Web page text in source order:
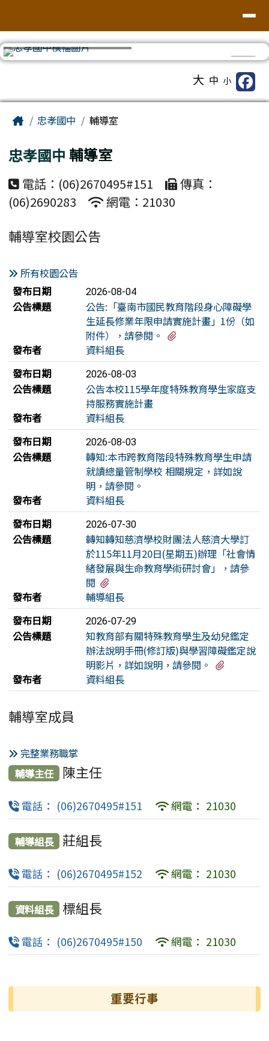
大 中 小
Home忠孝國中 輔導室
忠孝國中 輔導室
電話：(06)2670495#151
傳真：
(06)2690283
網電：21030
輔導室校園公告
所有校園公告
新聞列表
發布日期 2026-08-04
公告標題
公告:「臺南市國民教育階段身心障礙學
生延長修業年限申請實施計畫」1份（如
附件），請參閱。
發布者
資料組長
發布日期
2026-08-03
公告標題
公告本校115學年度特殊教育學生家庭支
持服務實施計畫
發布者
資料組長
發布日期
2026-08-03
公告標題
轉知:本市跨教育階段特殊教育學生申請
就讀總量管制學校 相關規定，詳如說
明，請參閱。
發布者
資料組長
發布日期
2026-07-30
公告標題
轉知轉知慈濟學校財團法人慈濟大學訂
於115年11月20日(星期五)辦理「社會情
緒發展與生命教育學術研討會」，請參
閱
發布者
輔導組長
發布日期
2026-07-29
公告標題
知教育部有關特殊教育學生及幼兒鑑定
辦法說明手冊(修訂版)與學習障礙鑑定說
明影片，詳如說明，請參閱。
發布者
資料組長
輔導室成員
完整業務職掌
輔導主任
陳主任
電話： (06)2670495#151 網電： 21030
輔導組長 莊組長
電話： (06)2670495#152 網電： 21030
資料組長 標組長
電話： (06)2670495#150 網電： 21030
左邊區域內容 重要行事